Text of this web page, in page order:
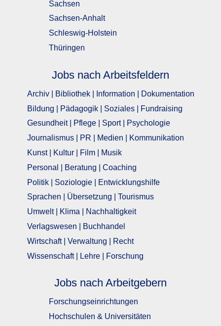
Sachsen
Sachsen-Anhalt
Schleswig-Holstein
Thüringen
Jobs nach Arbeitsfeldern
Archiv | Bibliothek | Information | Dokumentation
Bildung | Pädagogik | Soziales | Fundraising
Gesundheit | Pflege | Sport | Psychologie
Journalismus | PR | Medien | Kommunikation
Kunst | Kultur | Film | Musik
Personal | Beratung | Coaching
Politik | Soziologie | Entwicklungshilfe
Sprachen | Übersetzung | Tourismus
Umwelt | Klima | Nachhaltigkeit
Verlagswesen | Buchhandel
Wirtschaft | Verwaltung | Recht
Wissenschaft | Lehre | Forschung
Jobs nach Arbeitgebern
Forschungseinrichtungen
Hochschulen & Universitäten